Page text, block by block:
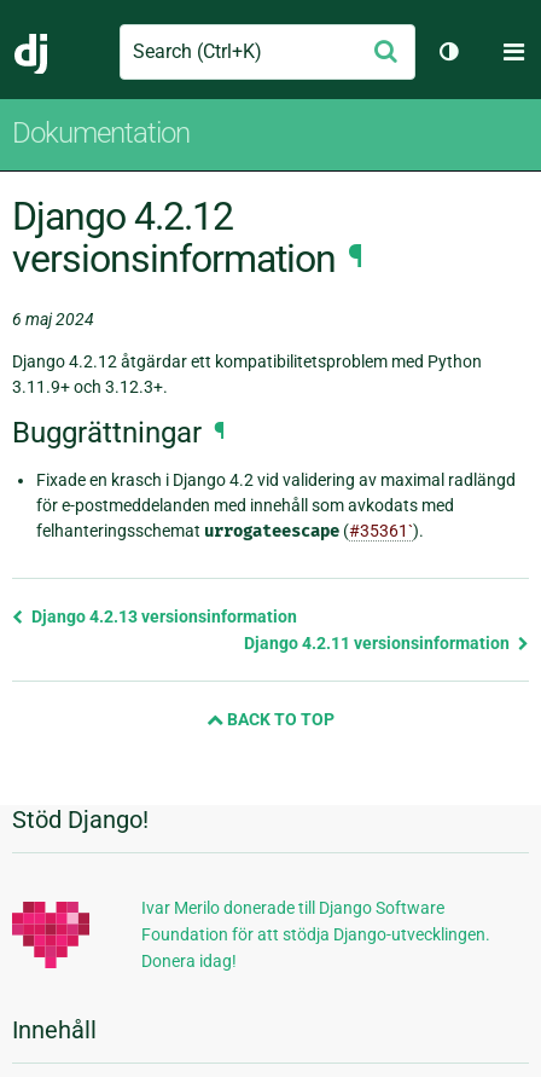
Django
Search Skicka
Växla
Dokumentation
Django 4.2.12
versionsinformation ¶
6 maj 2024
Django 4.2.12 åtgärdar ett kompatibilitetsproblem med Python
3.11.9+ och 3.12.3+.
Buggrättningar ¶
Fixade en krasch i Django 4.2 vid validering av maximal radlängd
för e-postmeddelanden med innehåll som avkodats med
felhanteringsschemat urrogateescape (#35361`).
Föregående
Django 4.2.13 versionsinformation
Django 4.2.11 versionsinformation
BACK TO TOP
Ytterligare
information
Stöd Django!
Ivar Merilo donerade till Django Software
Foundation för att stödja Django-utvecklingen.
Donera idag!
Innehåll